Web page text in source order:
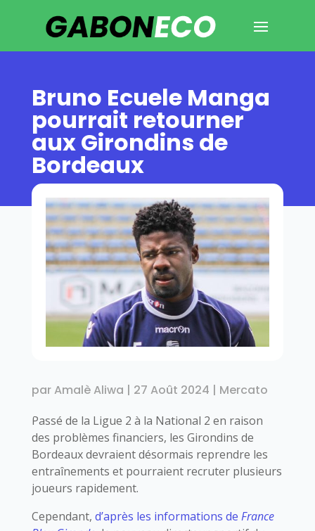
Bruno Ecuele Manga
pourrait retourner
aux Girondins de
Bordeaux
parAmalè Aliwa | 27 Août 2024 | Mercato
Passé de la Ligue 2 à la National 2 en raison
des problèmes financiers, les Girondins de
Bordeaux devraient désormais reprendre les
entraînements et pourraient recruter plusieurs
joueurs rapidement.
Cependant, d’après les informations de France